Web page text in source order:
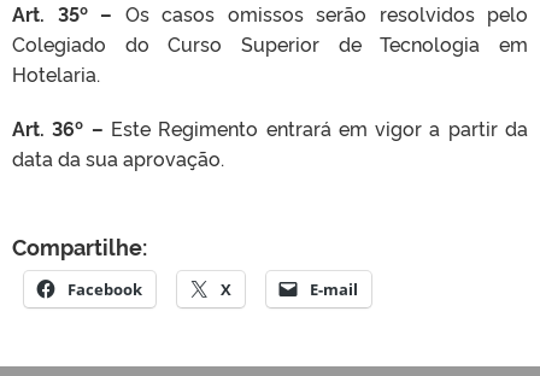
Art. 35º – Os casos omissos serão resolvidos pelo
Colegiado do Curso Superior de Tecnologia em
Hotelaria.
Art. 36º – Este Regimento entrará em vigor a partir da
data da sua aprovação.
Compartilhe:
Facebook X E-mail